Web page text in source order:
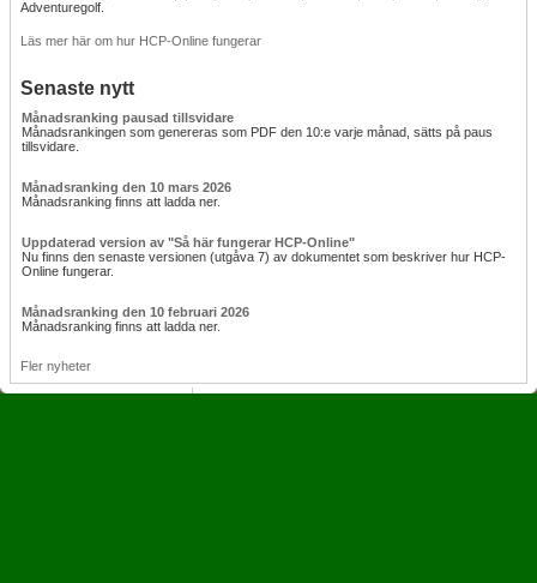
Adventuregolf.
Läs mer här om hur HCP-Online fungerar
Senaste nytt
Månadsranking pausad tillsvidare
Månadsrankingen som genereras som PDF den 10:e varje månad, sätts på paus
tillsvidare.
Månadsranking den 10 mars 2026
Månadsranking finns att ladda ner.
Uppdaterad version av "Så här fungerar HCP-Online"
Nu finns den senaste versionen (utgåva 7) av dokumentet som beskriver hur HCP-
Online fungerar.
Månadsranking den 10 februari 2026
Månadsranking finns att ladda ner.
Fler nyheter